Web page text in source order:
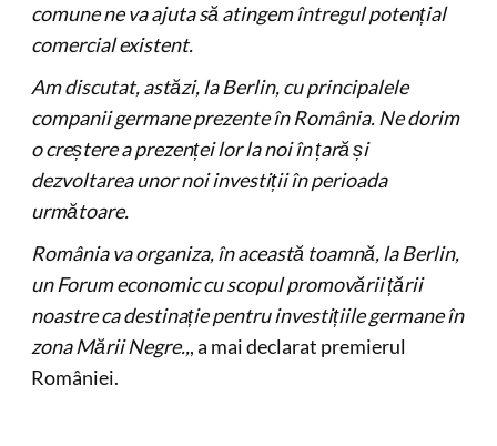
comune ne va ajuta să atingem întregul potențial
comercial existent.
Am discutat, astăzi, la Berlin, cu principalele
companii germane prezente în România. Ne dorim
o creștere a prezenței lor la noi în țară și
dezvoltarea unor noi investiții în perioada
următoare.
România va organiza, în această toamnă, la Berlin,
un Forum economic cu scopul promovării țării
noastre ca destinație pentru investițiile germane în
zona Mării Negre.,, a mai declarat premierul
României.